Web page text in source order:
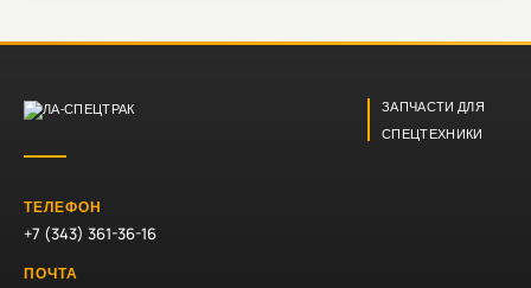
ЗАПЧАСТИ ДЛЯ
СПЕЦТЕХНИКИ
ТЕЛЕФОН
+7 (343) 361-36-16
ПОЧТА